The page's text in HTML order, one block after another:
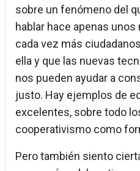
sobre un fenómeno del
hablar hace apenas
cada vez más
ella y que las nuevas
nos pueden ayudar a
justo. Hay ejemplos de
excelentes, sobre todo
cooperativismo como
Pero también siento